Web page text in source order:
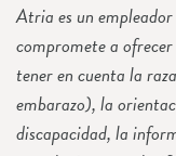
Atria es un
compromete a
tener en cuenta la
embarazo), la
discapacidad, la